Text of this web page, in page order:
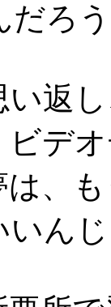
だろ
返
ビデ
、
いん